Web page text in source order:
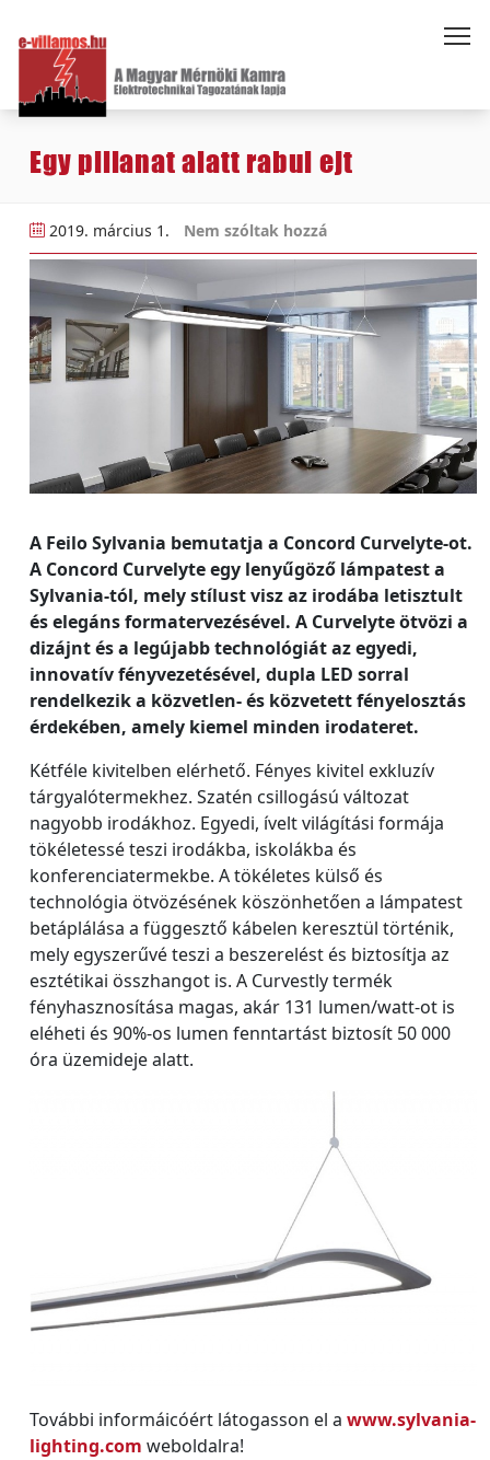
Egy pillanat alatt rabul ejt
2019. március 1. Nem szóltak hozzá
A Feilo Sylvania bemutatja a Concord Curvelyte-ot.
A Concord Curvelyte egy lenyűgöző lámpatest a
Sylvania-tól, mely stílust visz az irodába letisztult
és elegáns formatervezésével. A Curvelyte ötvözi a
dizájnt és a legújabb technológiát az egyedi,
innovatív fényvezetésével, dupla LED sorral
rendelkezik a közvetlen- és közvetett fényelosztás
érdekében, amely kiemel minden irodateret.
Kétféle kivitelben elérhető. Fényes kivitel exkluzív
tárgyalótermekhez. Szatén csillogású változat
nagyobb irodákhoz. Egyedi, ívelt világítási formája
tökéletessé teszi irodákba, iskolákba és
konferenciatermekbe. A tökéletes külső és
technológia ötvözésének köszönhetően a lámpatest
betáplálása a függesztő kábelen keresztül történik,
mely egyszerűvé teszi a beszerelést és biztosítja az
esztétikai összhangot is. A Curvestly termék
fényhasznosítása magas, akár 131 lumen/watt-ot is
eléheti és 90%-os lumen fenntartást biztosít 50 000
óra üzemideje alatt.
További informáicóért látogasson el a www.sylvania-
lighting.com weboldalra!